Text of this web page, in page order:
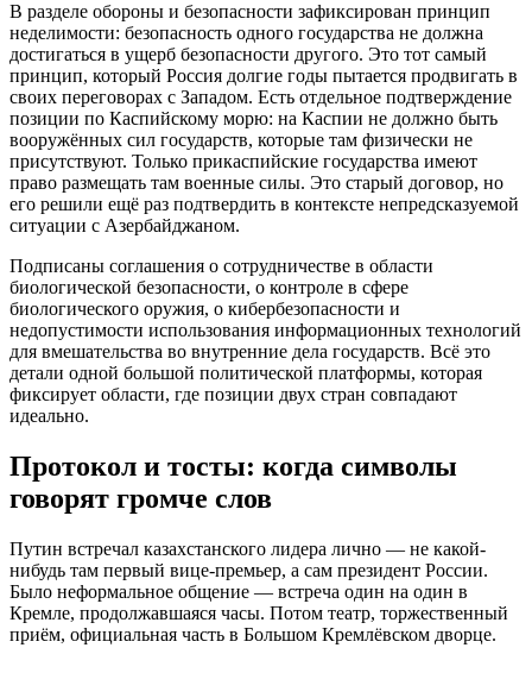
В разделе обороны и безопасности зафиксирован принцип
неделимости: безопасность одного государства не должна
достигаться в ущерб безопасности другого. Это тот самый
принцип, который Россия долгие годы пытается продвигать в
своих переговорах с Западом. Есть отдельное подтверждение
позиции по Каспийскому морю: на Каспии не должно быть
вооружённых сил государств, которые там физически не
присутствуют. Только прикаспийские государства имеют
право размещать там военные силы. Это старый договор, но
его решили ещё раз подтвердить в контексте непредсказуемой
ситуации с Азербайджаном.
Подписаны соглашения о сотрудничестве в области
биологической безопасности, о контроле в сфере
биологического оружия, о кибербезопасности и
недопустимости использования информационных технологий
для вмешательства во внутренние дела государств. Всё это
детали одной большой политической платформы, которая
фиксирует области, где позиции двух стран совпадают
идеально.
Протокол и тосты: когда символы
говорят громче слов
Путин встречал казахстанского лидера лично — не какой-
нибудь там первый вице-премьер, а сам президент России.
Было неформальное общение — встреча один на один в
Кремле, продолжавшаяся часы. Потом театр, торжественный
приём, официальная часть в Большом Кремлёвском дворце.